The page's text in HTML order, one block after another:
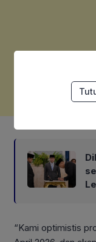
Also Read:
“Kami optimistis